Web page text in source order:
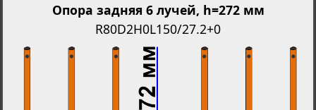
Опора задняя 6 лучей, h=272 мм
R80D2H0L150/27.2+0